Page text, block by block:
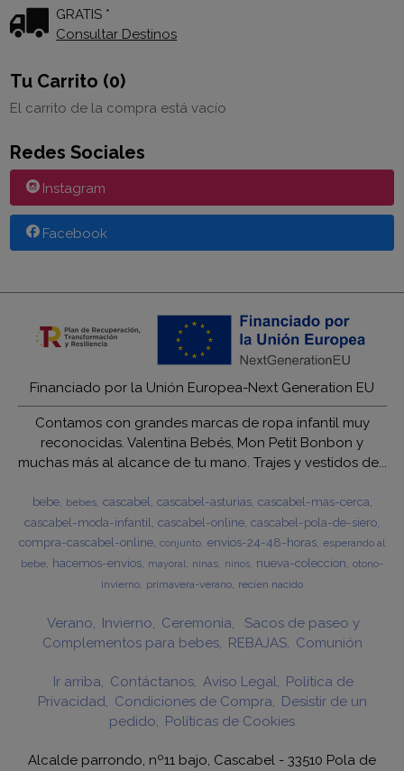
GRATIS *
Consultar Destinos
Tu Carrito (0)
El carrito de la compra está vacío
Redes Sociales
Instagram
Facebook
Financiado por la Unión Europea-Next Generation EU
Contamos con grandes marcas de ropa infantil muy
reconocidas. Valentina Bebés, Mon Petit Bonbon y
muchas más al alcance de tu mano. Trajes y vestidos de...
bebe bebes cascabel cascabel-asturias cascabel-mas-cerca
cascabel-moda-infantil cascabel-online cascabel-pola-de-siero
compra-cascabel-online conjunto envios-24-48-horas esperando al
bebe hacemos-envios mayoral ninas ninos nueva-coleccion otono-
invierno primavera-verano recien nacido
Verano Invierno Ceremonia
Sacos de paseo y
Complementos para bebes
REBAJAS Comunión
Ir arriba Contáctanos Aviso Legal
Política de
Privacidad
Condiciones de Compra
Desistir de un
pedido
Políticas de Cookies
Alcalde parrondo, nº11 bajo, Cascabel - 33510 Pola de